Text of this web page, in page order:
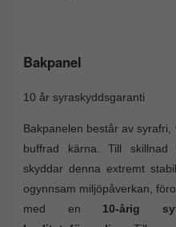
Bakpanel
10 år syraskyddsgaranti
Bakpanelen består av syrafri,
buffrad kärna. Till skillnad
skyddar denna extremt
ogynnsam miljöpåverkan,
med en 10-årig